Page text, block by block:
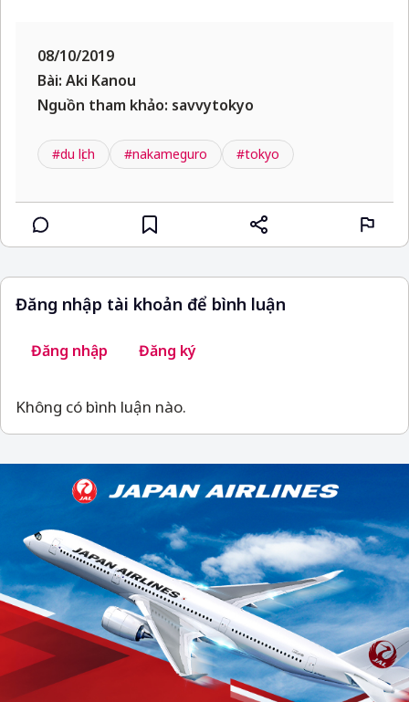
08/10/2019
Bài: Aki Kanou
Nguồn tham khảo: savvytokyo
#du lịch #nakameguro #tokyo
Đăng nhập tài khoản để bình luận
Đăng nhập Đăng ký
Không có bình luận nào.